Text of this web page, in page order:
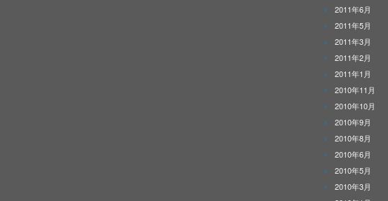
2011年6月
2011年5月
2011年3月
2011年2月
2011年1月
2010年11月
2010年10月
2010年9月
2010年8月
2010年6月
2010年5月
2010年3月